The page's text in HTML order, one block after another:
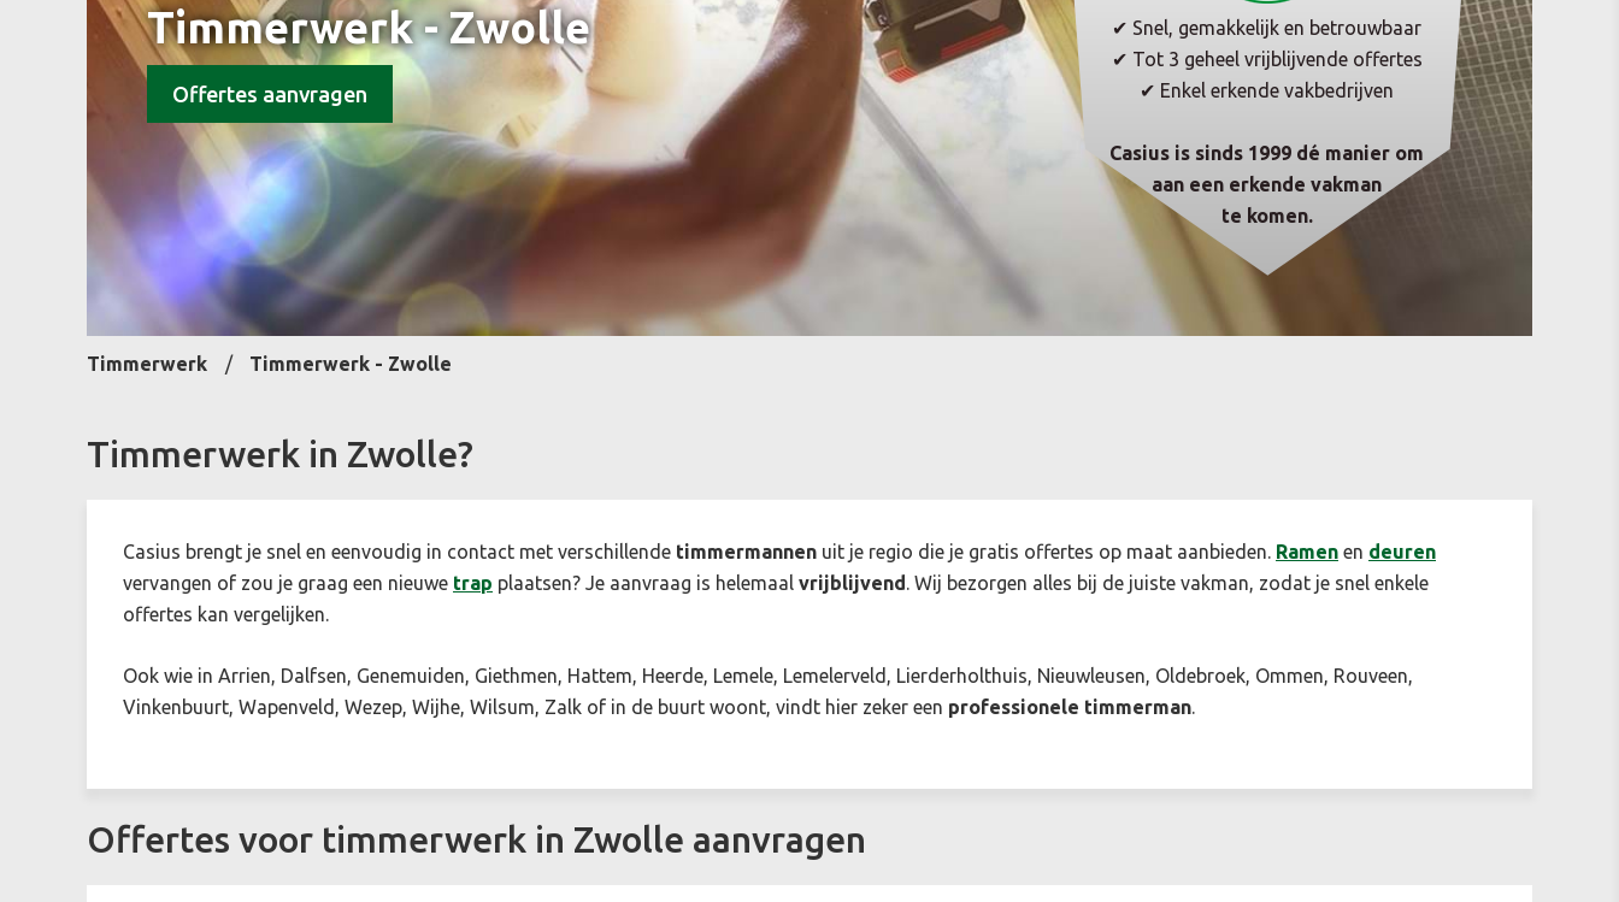
Timmerwerk - Zwolle
Offertes aanvragen
✔ Snel, gemakkelijk en betrouwbaar
✔ Tot 3 geheel vrijblijvende offertes
✔ Enkel erkende vakbedrijven
Casius is sinds 1999 dé manier om
aan een erkende vakman
te komen.
Timmerwerk Timmerwerk - Zwolle
Timmerwerk in Zwolle?
Casius brengt je snel en eenvoudig in contact met verschillende timmermannen uit je regio die je gratis offertes op maat aanbieden. Ramen en deuren
vervangen of zou je graag een nieuwe trap plaatsen? Je aanvraag is helemaal vrijblijvend. Wij bezorgen alles bij de juiste vakman, zodat je snel enkele
offertes kan vergelijken.
Ook wie in Arrien, Dalfsen, Genemuiden, Giethmen, Hattem, Heerde, Lemele, Lemelerveld, Lierderholthuis, Nieuwleusen, Oldebroek, Ommen, Rouveen,
Vinkenbuurt, Wapenveld, Wezep, Wijhe, Wilsum, Zalk of in de buurt woont, vindt hier zeker een professionele timmerman.
Offertes voor timmerwerk in Zwolle aanvragen